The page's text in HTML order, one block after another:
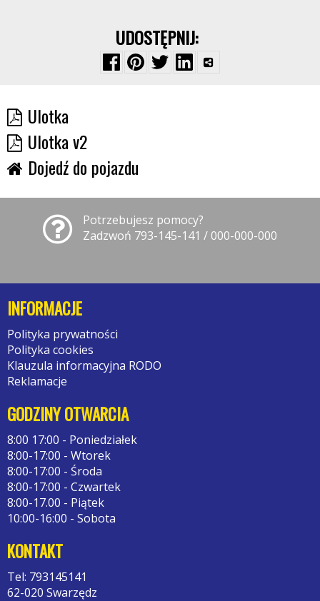
UDOSTĘPNIJ:
Ulotka
Ulotka v2
Dojedź do pojazdu
Potrzebujesz pomocy?
Zadzwoń 793-145-141 / 000-000-000
INFORMACJE
Polityka prywatności
Polityka cookies
Klauzula informacyjna RODO
Reklamacje
GODZINY OTWARCIA
8:00 17:00 - Poniedziałek
8:00-17:00 - Wtorek
8:00-17:00 - Środa
8:00-17:00 - Czwartek
8:00-17.00 - Piątek
10:00-16:00 - Sobota
KONTAKT
Tel: 793145141
62-020 Swarzędz